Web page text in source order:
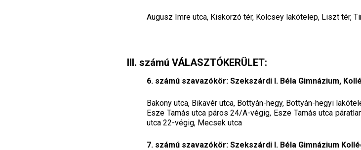
Augusz Imre utca, Kiskorzó tér, Kölcsey lakótelep, Liszt tér,
III. számú VÁLASZTÓKERÜLET:
6. számú szavazókör: Szekszárdi I. Béla Gimnázium,
Bakony utca, Bikavér utca, Bottyán-hegy, Bottyán-hegyi
Esze Tamás utca páros 24/A-végig, Esze Tamás utca
utca 22-végig, Mecsek utca
7. számú szavazókör: Szekszárdi I. Béla Gimnázium